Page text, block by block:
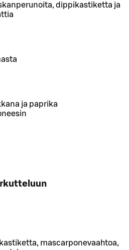
dippikastiketta ja
ja paprika
mascarponevaahtoa,